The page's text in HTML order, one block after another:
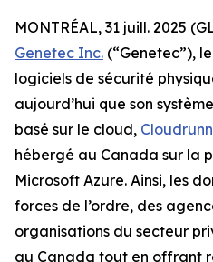
MONTRÉAL, 31 juill. 2025
Genetec Inc. (“Genetec”),
logiciels de sécurité
aujourd’hui que son
basé sur le cloud,
hébergé au Canada sur la
Microsoft Azure. Ainsi, les
forces de l’ordre, des
organisations du secteur
au Canada tout en offrant